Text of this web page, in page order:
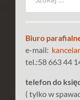
Biuro
e-mail:
tel.:58 663 44
telefon do
( tylko w